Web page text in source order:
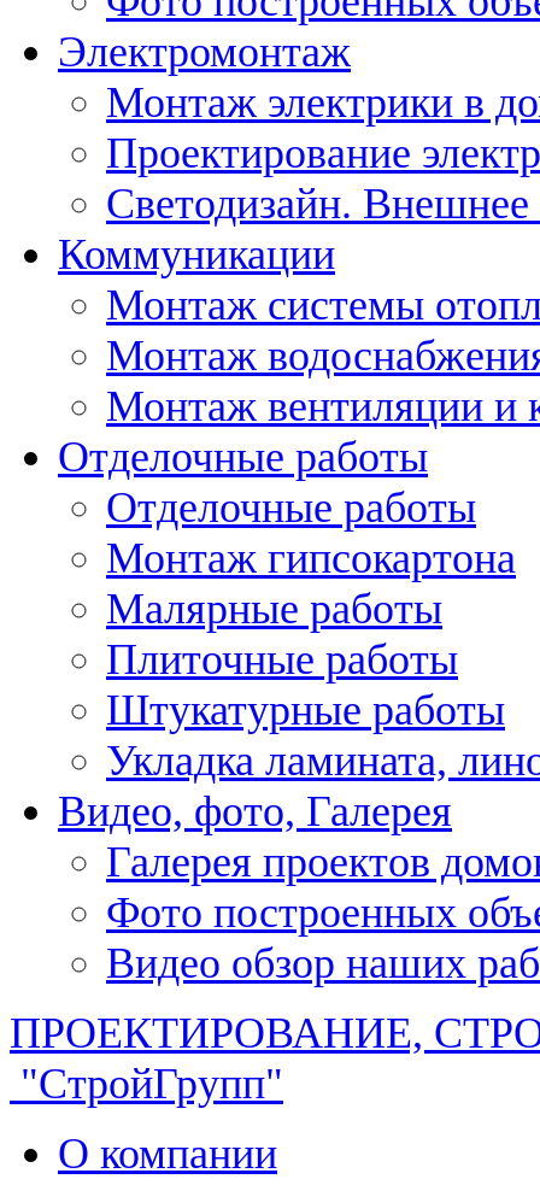
Электромонтаж
Монтаж электрики в
Проектирование
Светодизайн.
Коммуникации
Монтаж системы
Монтаж
Монтаж вентиляции и
Отделочные работы
Отделочные работы
Монтаж гипсокартона
Малярные работы
Плиточные работы
Штукатурные работы
Укладка ламината,
Видео, фото, Галерея
Галерея проектов
Фото построенных
Видео обзор наших
ПРОЕКТИРОВАНИЕ,
"СтройГрупп"
О компании